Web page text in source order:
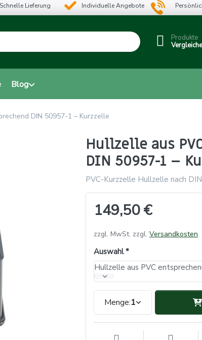
Schnelle Lieferung Individuelle Angebote
Produkte
Blog
DIN 50957-1 – Kurzzelle
Hullzelle aus
DIN 50957-1 –
PVC-Kurzzelle Hullzelle nach
149,50 €
zzgl. MwSt. zzgl. Versandkosten
Auswahl
Menge:1